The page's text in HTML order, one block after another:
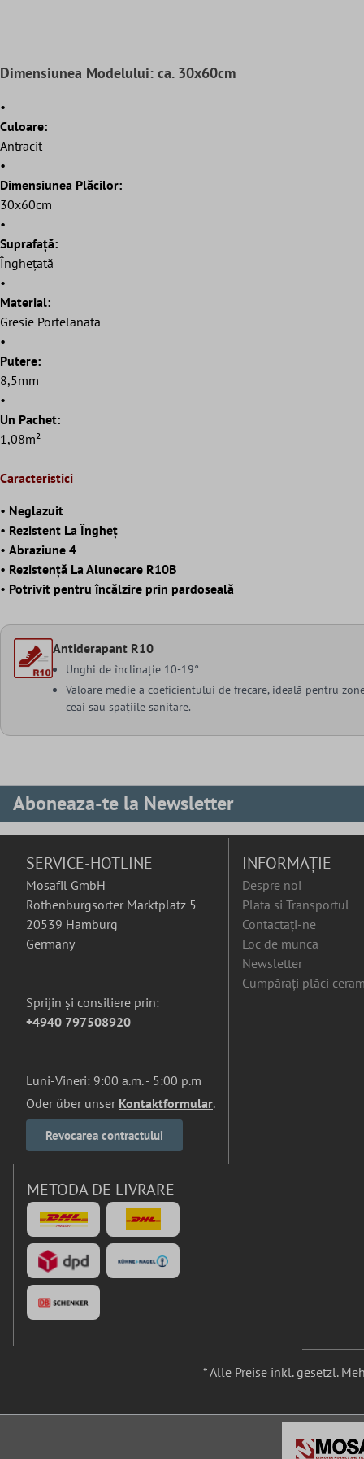
Dimensiunea Modelului: ca. 30x60cm
•
Culoare:
Antracit
•
Dimensiunea Plăcilor:
30x60cm
•
Suprafaţă:
Înghețată
•
Material:
Gresie Portelanata
•
Putere:
8,5mm
•
Un Pachet:
1,08m²
Caracteristici
• Neglazuit
• Rezistent La Îngheț
• Abraziune 4
• Rezistență La Alunecare R10B
• Potrivit pentru încălzire prin pardoseală
Antiderapant R10
Unghi de înclinație 10-19°
Valoare medie a coeficientului de frecare, ideală pentru
ceai sau spațiile sanitare.
Aboneaza-te la Newsletter
SERVICE-HOTLINE
Mosafil GmbH
Rothenburgsorter Marktplatz 5
20539 Hamburg
Germany
Sprijin și consiliere prin:
+4940 797508920
Luni-Vineri: 9:00 a.m. - 5:00 p.m
Oder über unser Kontaktformular.
Revocarea contractului
INFORMAȚIE
Despre noi
Plata si Transportul
Contactați-ne
Loc de munca
Newsletter
Cumpărați plăci
METODA DE LIVRARE
* Alle Preise inkl. gesetzl.